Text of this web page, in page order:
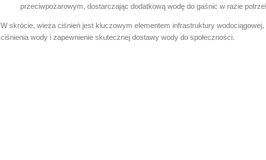
przeciwpożarowym, dostarczając dodatkową wodę do gaśnic w razie
W skrócie, wieża ciśnień jest kluczowym elementem infrastruktury
ciśnienia wody i zapewnienie skutecznej dostawy wody do społeczności.